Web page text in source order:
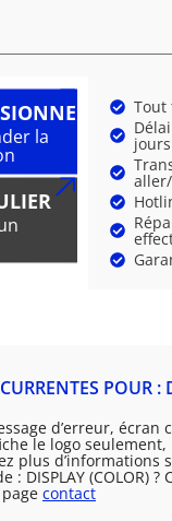
la
Tout
jours
POUR :
d’erreur, écran
le logo seulement,
plus d’informations
: DISPLAY (COLOR)
contact